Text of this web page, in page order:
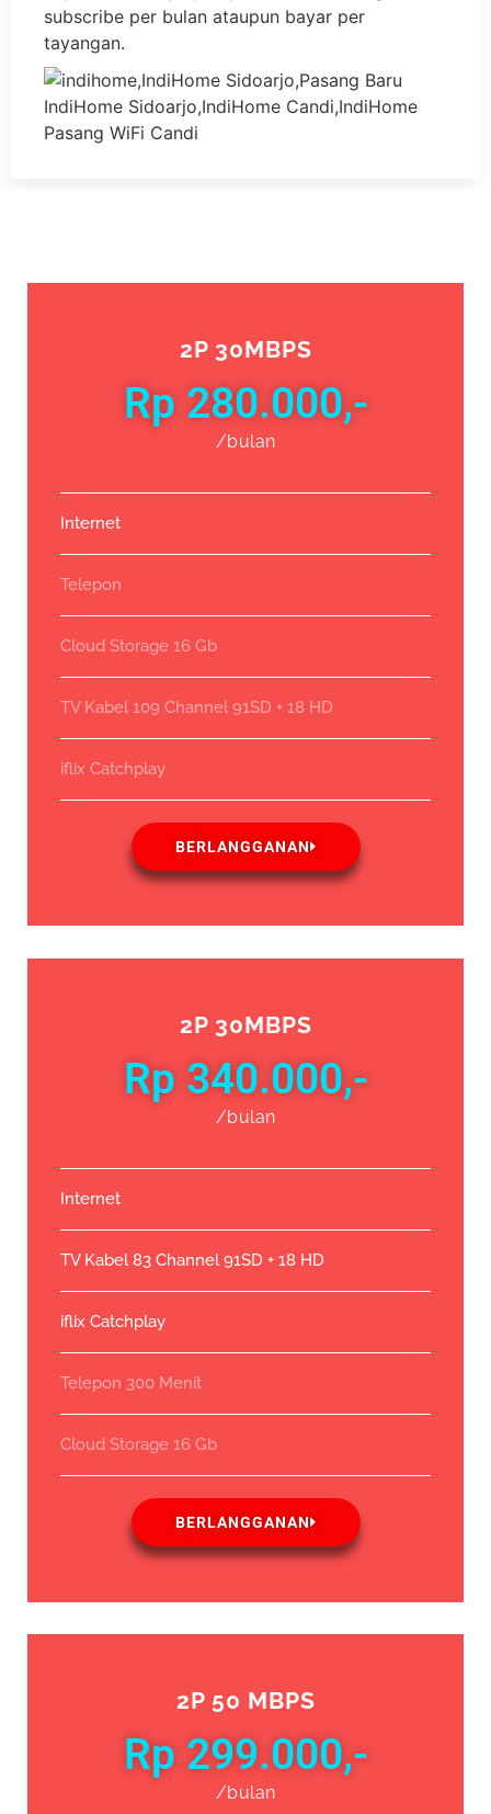
subscribe per bulan ataupun bayar per
tayangan.
2P 30MBPS
Rp 280.000,-
/bulan
Internet
Telepon
Cloud Storage 16 Gb
TV Kabel 109 Channel 91SD + 18 HD
iflix Catchplay
BERLANGGANAN
2P 30MBPS
Rp 340.000,-
/bulan
Internet
TV Kabel 83 Channel 91SD + 18 HD
iflix Catchplay
Telepon 300 Menit
Cloud Storage 16 Gb
BERLANGGANAN
2P 50 MBPS
Rp 299.000,-
/bulan